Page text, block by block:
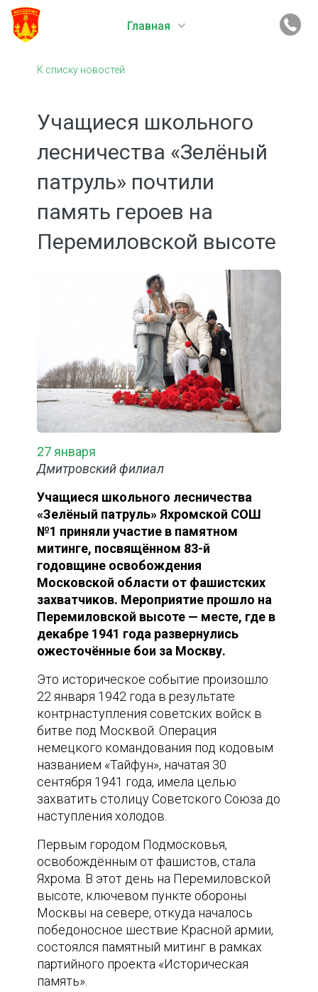
Главная
К списку новостей
Учащиеся школьного
лесничества «Зелёный
патруль» почтили
память героев на
Перемиловской высоте
27 января
Дмитровский филиал
Учащиеся школьного лесничества
«Зелёный патруль» Яхромской СОШ
№1 приняли участие в памятном
митинге, посвящённом 83-й
годовщине освобождения
Московской области от фашистских
захватчиков. Мероприятие прошло на
Перемиловской высоте — месте, где в
декабре 1941 года развернулись
ожесточённые бои за Москву.
Это историческое событие произошло
22 января 1942 года в результате
контрнаступления советских войск в
битве под Москвой. Операция
немецкого командования под кодовым
названием «Тайфун», начатая 30
сентября 1941 года, имела целью
захватить столицу Советского Союза до
наступления холодов.
Первым городом Подмосковья,
освобождённым от фашистов, стала
Яхрома. В этот день на Перемиловской
высоте, ключевом пункте обороны
Москвы на севере, откуда началось
победоносное шествие Красной армии,
состоялся памятный митинг в рамках
партийного проекта «Историческая
память».